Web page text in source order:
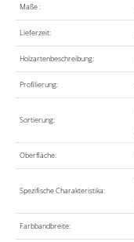
Maße :
Lieferzeit:
Holzartenbeschreibung:
Profilierung:
Sortierung:
Oberfläche:
Spezifische Charakteristika:
Farbbandbreite: